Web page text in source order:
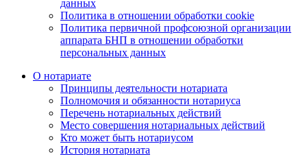
данных
Политика в отношении обработки cookie
Политика первичной профсоюзной организации
аппарата БНП в отношении обработки
персональных данных
О нотариате
Принципы деятельности нотариата
Полномочия и обязанности нотариуса
Перечень нотариальных действий
Место совершения нотариальных действий
Кто может быть нотариусом
История нотариата